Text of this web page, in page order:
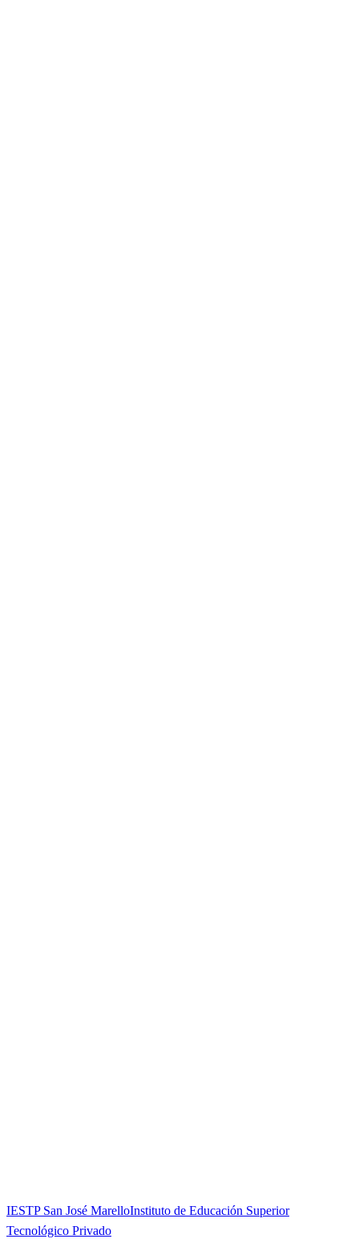
IESTP San José MarelloInstituto de Educación Superior
Tecnológico Privado